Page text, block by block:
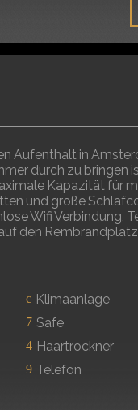
Aufenthalt in
durch zu bringen
Kapazität für
und große
Wifi Verbindung,
den
Klimaanlage
Safe
Haartrockner
Telefon